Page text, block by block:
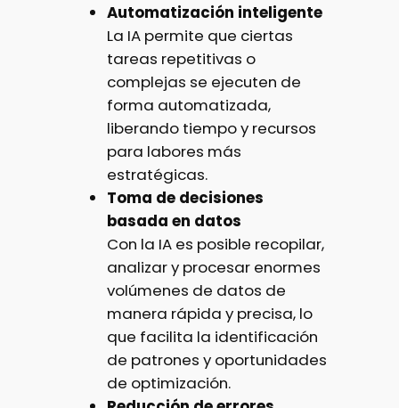
Automatización inteligente
La IA permite que ciertas
tareas repetitivas o
complejas se ejecuten de
forma automatizada,
liberando tiempo y recursos
para labores más
estratégicas.
Toma de decisiones
basada en datos
Con la IA es posible recopilar,
analizar y procesar enormes
volúmenes de datos de
manera rápida y precisa, lo
que facilita la identificación
de patrones y oportunidades
de optimización.